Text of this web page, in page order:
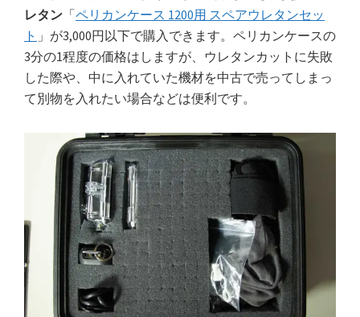
レタン 「ペリカンケース 1200用 スペアウレタンセッ
ト 」が3,000円以下で購入できます。ペリカンケースの
3分の1程度の価格はしますが、ウレタンカットに失敗
した際や、中に入れていた機材を中古で売ってしまっ
て別物を入れたい場合などは便利です。